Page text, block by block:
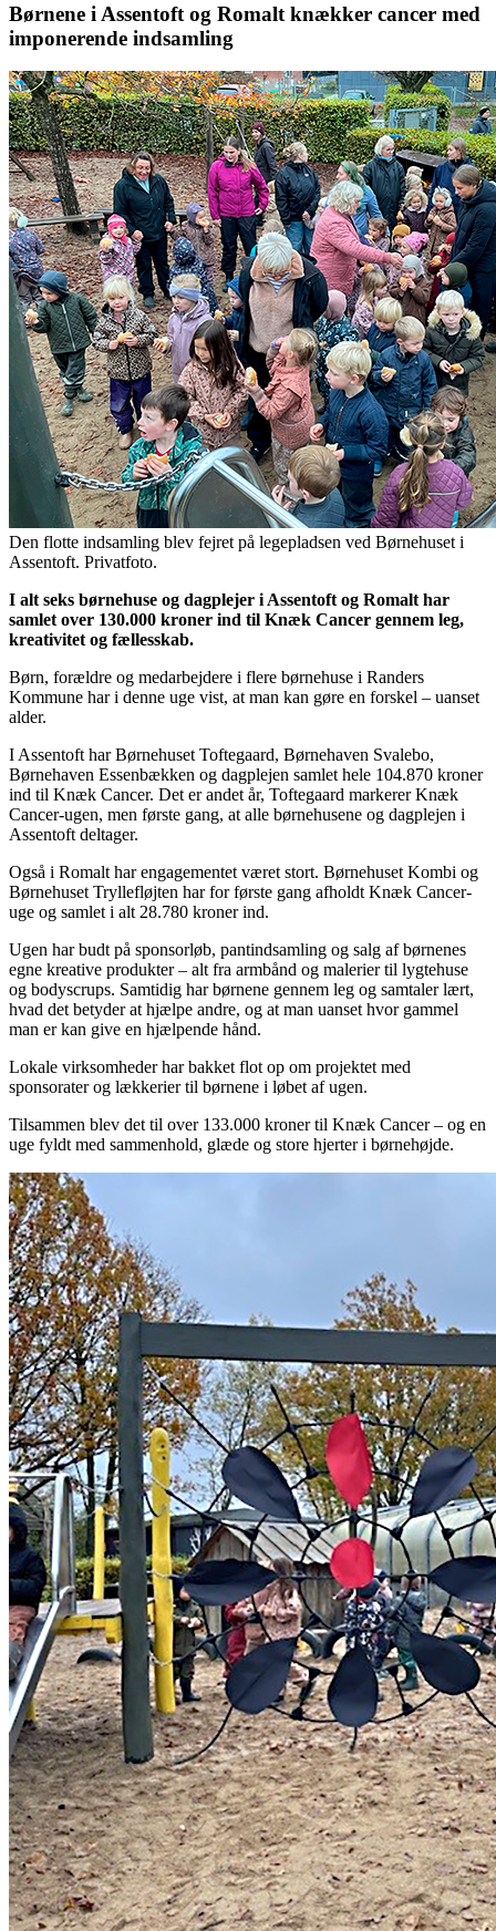
Børnene i Assentoft og Romalt knækker cancer med
imponerende indsamling
Den flotte indsamling blev fejret på legepladsen ved Børnehuset i
Assentoft. Privatfoto.
I alt seks børnehuse og dagplejer i Assentoft og Romalt har
samlet over 130.000 kroner ind til Knæk Cancer gennem leg,
kreativitet og fællesskab.
Børn, forældre og medarbejdere i flere børnehuse i Randers
Kommune har i denne uge vist, at man kan gøre en forskel – uanset
alder.
I Assentoft har Børnehuset Toftegaard, Børnehaven Svalebo,
Børnehaven Essenbækken og dagplejen samlet hele 104.870 kroner
ind til Knæk Cancer. Det er andet år, Toftegaard markerer Knæk
Cancer-ugen, men første gang, at alle børnehusene og dagplejen i
Assentoft deltager.
Også i Romalt har engagementet været stort. Børnehuset Kombi og
Børnehuset Tryllefløjten har for første gang afholdt Knæk Cancer-
uge og samlet i alt 28.780 kroner ind.
Ugen har budt på sponsorløb, pantindsamling og salg af børnenes
egne kreative produkter – alt fra armbånd og malerier til lygtehuse
og bodyscrups. Samtidig har børnene gennem leg og samtaler lært,
hvad det betyder at hjælpe andre, og at man uanset hvor gammel
man er kan give en hjælpende hånd.
Lokale virksomheder har bakket flot op om projektet med
sponsorater og lækkerier til børnene i løbet af ugen.
Tilsammen blev det til over 133.000 kroner til Knæk Cancer – og en
uge fyldt med sammenhold, glæde og store hjerter i børnehøjde.